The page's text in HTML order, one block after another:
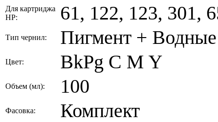
Для картриджа
HP:
61, 122, 123, 301,
Тип чернил: Пигмент + Водные
Цвет: BkPg C M Y
Объем (мл): 100
Фасовка: Комплект